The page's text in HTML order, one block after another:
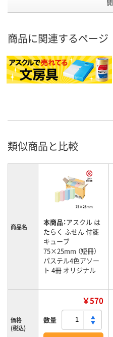
商品に関連するページ
類似商品と比較
商品名 本商品：アスクル は
たらく ふせん 付箋
キューブ
75×25mm （短冊）
パステル4色アソー
ト 4冊 オリジナル
価格
(税込)
￥570
数量